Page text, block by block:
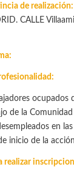
de realización:
CALLE
de la
en
inicio de la
realizar